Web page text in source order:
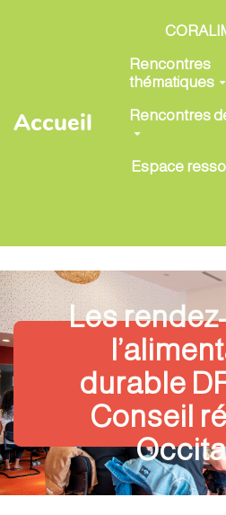
Aller au contenu principal
Accueil
Rencontres
thématiques
Rencontres
Espace
Les
durable
Conseil